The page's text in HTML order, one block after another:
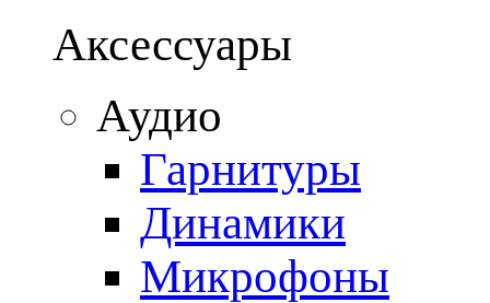
Аксессуары
Аудио
Гарнитуры
Динамики
Микрофоны